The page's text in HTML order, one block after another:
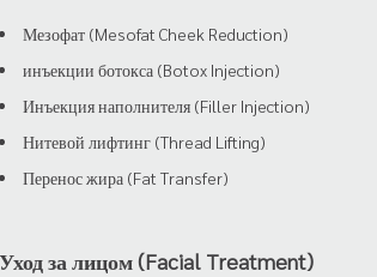
Мезофат (Mesofat Cheek Reduction)
инъекции ботокса (Botox Injection)
Инъекция наполнителя (Filler Injection)
Нитевой лифтинг (Thread Lifting)
Перенос жира (Fat Transfer)
Уход за лицом (Facial Treatment)